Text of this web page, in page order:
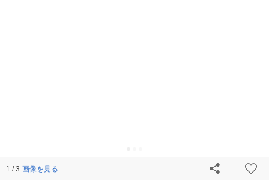
1 / 3 画像を見る